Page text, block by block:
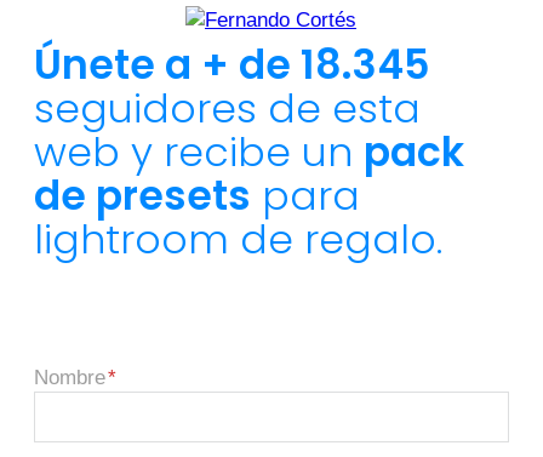
Únete a + de 18.345
seguidores de esta
web y recibe un pack
de presets para
lightroom de regalo.
Nombre